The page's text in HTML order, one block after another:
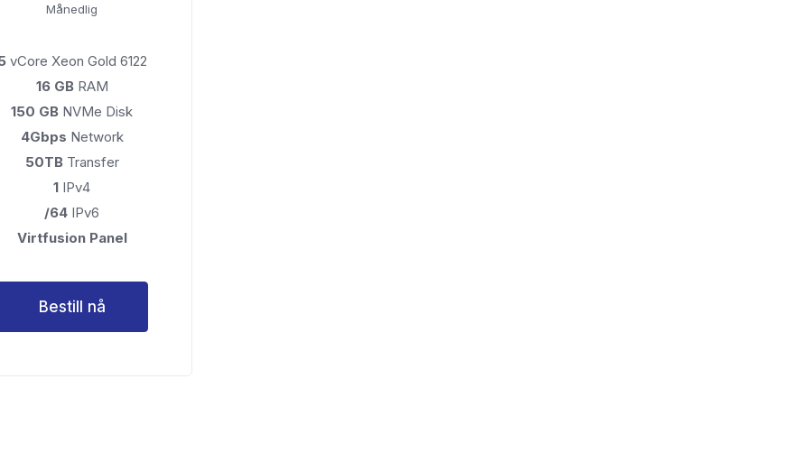
Månedlig
vCore Xeon Gold 6122
16 GB RAM
150 GB NVMe Disk
4Gbps Network
50TBTransfer
1 IPv4
/64 IPv6
Virtfusion Panel
Bestill nå